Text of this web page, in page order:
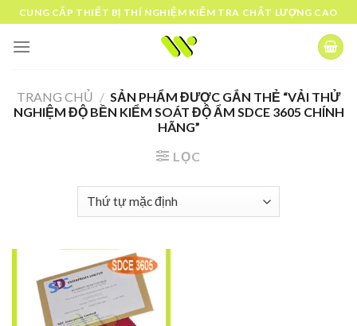
Skip
to
content
CUNG CẤP THIẾT BỊ THÍ NGHIỆM KIỂM TRA CHẤT LƯỢNG CAO
TRANG CHỦ / SẢN PHẨM ĐƯỢC GẮN THẺ “VẢI THỬ
NGHIỆM ĐỘ BỀN KIỂM SOÁT ĐỘ ẨM SDCE 3605 CHÍNH
HÃNG”
LỌC